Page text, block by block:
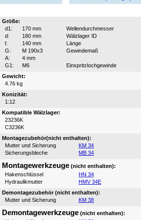
Größe:
d1:
170 mm
Wellendurchmesser
d:
180 mm
Wälzlager ID
l:
140 mm
Länge
G:
M 190x3
Gewindemaß
A:
4 mm
G1:
M6
Einspritzlochgewinde
Gewicht:
4.76 kg
Konizität:
1:12
Kompatible Wälzlager:
23236K
C3236K
Montagezubehör(nicht enthalten):
Mutter und Sicherung
KM 34
Sicherungsbleche
MB 34
Montagewerkzeuge (nicht enthalten):
Hakenschlüssel
HN 34
Hydraulikmutter
HMV 34E
Demontagezubehör (nicht enthalten):
Mutter und Sicherung
KM 38
Demontagewerkzeuge (nicht enthalten):